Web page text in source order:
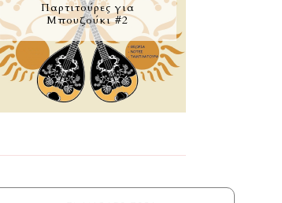
Παρτιτούρες για
Μπουζούκι #2